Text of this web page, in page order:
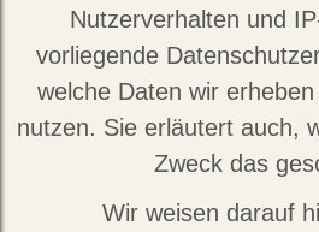
Nutzerverhalten und
vorliegende
welche Daten wir
nutzen. Sie erläutert auch,
Zweck das
Wir weisen darauf